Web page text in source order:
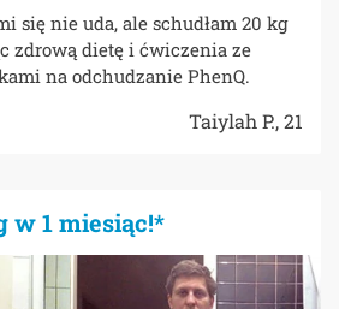
się nie uda, ale schudłam 20 kg
zdrową dietę i ćwiczenia ze
na odchudzanie PhenQ.
Taiylah P., 21
w 1 miesiąc!*